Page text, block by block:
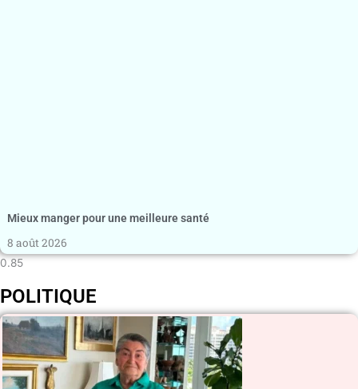
Mieux manger pour une meilleure santé
8 août 2026
POLITIQUE